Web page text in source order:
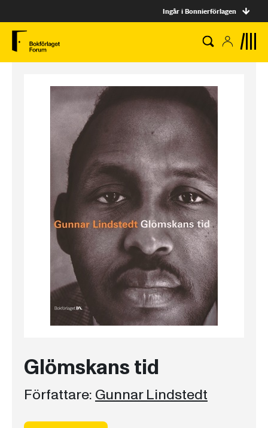
Ingår i Bonnierförlagen
Glömskans tid
Författare: Gunnar Lindstedt